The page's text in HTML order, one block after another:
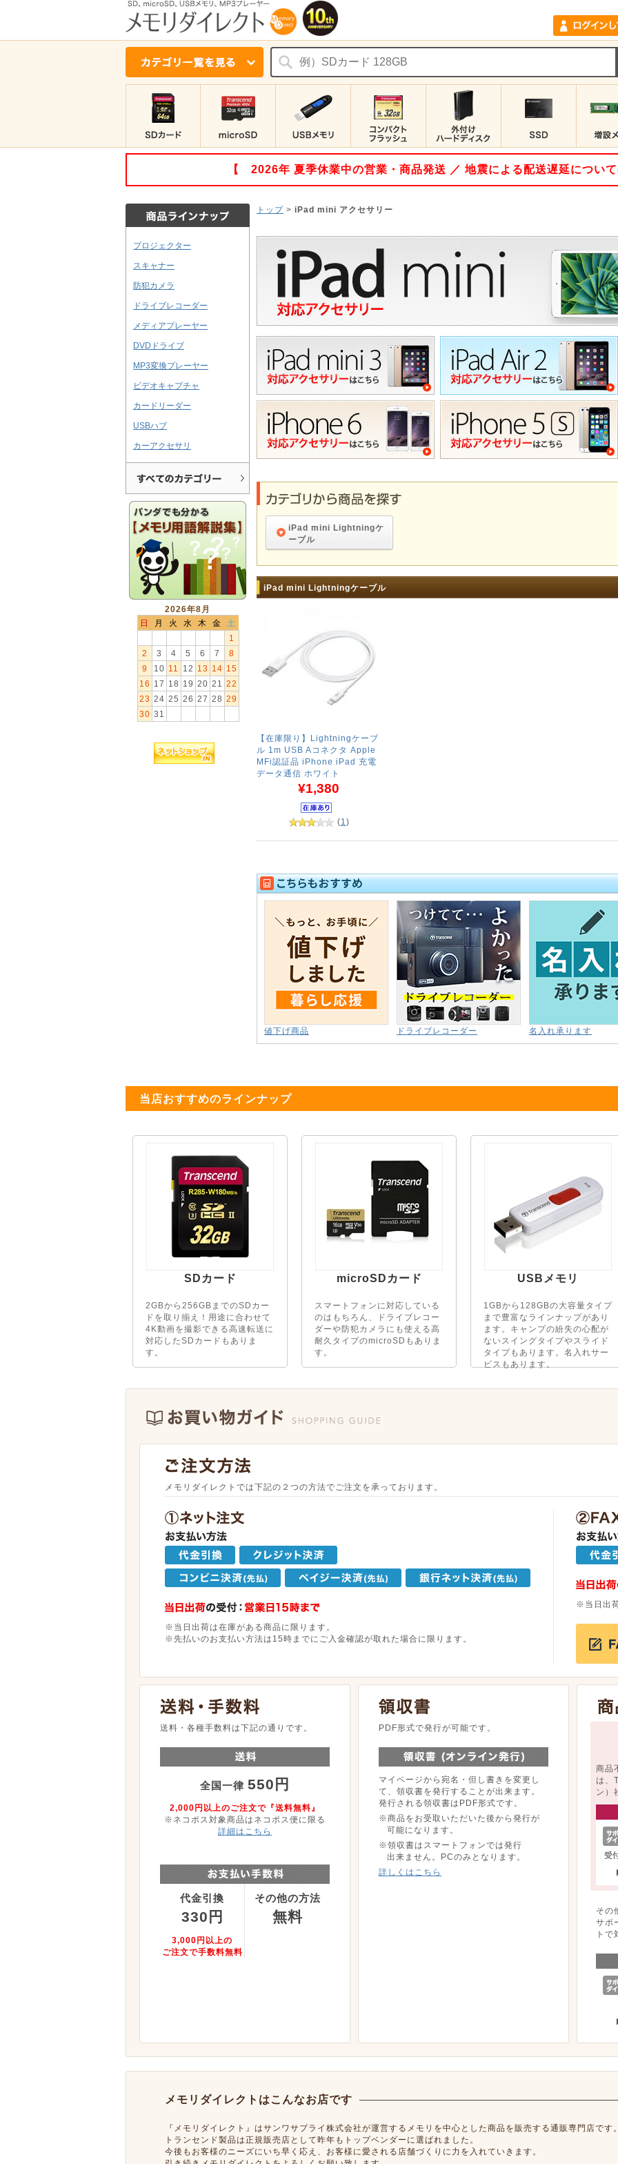
【 2026年 夏季休業中の営業・商品発送 ／ 地震による配送遅延につい
プロジェクター
スキャナー
防犯カメラ
ドライブレコーダー
メディアプレーヤー
DVDドライブ
MP3変換プレーヤー
ビデオキャプチャ
カードリーダー
USBハブ
カーアクセサリ
2026年8月
日
月 火 水 木 金
土
1
2
3 4 5 6 7
8
9
10 11 12 13 14 15
16
17 18 19 20 21
22
23 24 25 26 27 28 29
30 31
トップ > iPad mini アクセサリー
iPad mini Lightningケ
ーブル
iPad mini Lightningケーブル
【在庫限り】Lightningケーブ
ル 1m USB Aコネクタ Apple
MFi認証品 iPhone iPad 充電
データ通信 ホワイト
¥1,380
(1 )
値下げ商品 ドライブレコーダー 名入れ承ります
当店おすすめのラインナップ
SDカード
2GBから256GBまでのSDカー
ドを取り揃え！用途に合わせて
4K動画を撮影できる高速転送に
対応したSDカードもありま
す。
microSDカード
スマートフォンに対応している
のはもちろん、ドライブレコー
ダーや防犯カメラにも使える高
耐久タイプのmicroSDもありま
す。
USBメモリ
1GBから128GBの大容量タイプ
まで豊富なラインナップがあり
ます。キャンプの紛失の心配が
ないスイングタイプやスライド
タイプもあります。名入れサー
ビスもあります。
メモリダイレクトでは下記の２つの方法でご注文を承っております。
※当日出荷は在庫がある商品に限ります。
※先払いのお支払い方法は15時までにご入金確認が取れた場合に限ります。
※当日出
送料・各種手数料は下記の通りです。
全国一律 550円
2,000円以上のご注文で『送料無料』
※ネコポス対象商品はネコポス便に限る
詳細はこちら
代金引換
330円
3,000円以上の
ご注文で手数料無料
その他の方法
無料
PDF形式で発行が可能です。
マイページから宛名・但し書きを変更し
て、領収書を発行することが出来ます。
発行される領収書はPDF形式です。
※商品をお受取いただいた後から発行が
可能になります。
※領収書はスマートフォンでは発行
出来ません。PCのみとなります。
詳しくはこちら
商品
は、
ン）
その
サポ
トで
メモリダイレクトはこんなお店です
『メモリダイレクト』はサンワサプライ株式会社が運営するメモリを中心とした商品を販売する通販専門店です。
トランセンド製品は正規販売店として昨年もトップベンダーに選ばれました。
今後もお客様のニーズにいち早く応え、お客様に愛される店舗づくりに力を入れていきます。